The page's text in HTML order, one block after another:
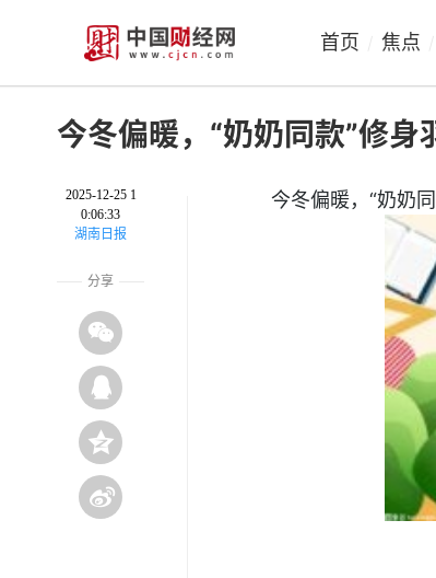
首页 焦点
今冬偏暖，“奶奶同款”修身
2025-12-25 1
0:06:33
湖南日报
分享
今冬偏暖，“奶奶